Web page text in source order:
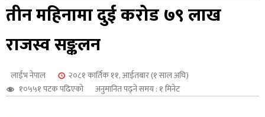
तीन महिनामा दुई करोड ७९ लाख
राजस्व सङ्कलन
लाईभ नेपाल
२०८१ कार्तिक ११, आईतबार (१ साल अघि)
१०५५१ पटक पढिएको
अनुमानित पढ्ने समय : १ मिनेट